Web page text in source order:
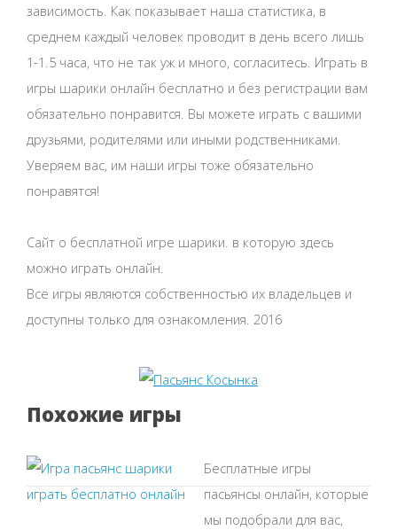
зависимость. Как показывает наша статистика, в
среднем каждый человек проводит в день всего лишь
1-1.5 часа, что не так уж и много, согласитесь. Играть в
игры шарики онлайн бесплатно и без регистрации вам
обязательно понравится. Вы можете играть с вашими
друзьями, родителями или иными родственниками.
Уверяем вас, им наши игры тоже обязательно
понравятся!
Сайт о бесплатной игре шарики. в которую здесь
можно играть онлайн.
Все игры являются собственностью их владельцев и
доступны только для ознакомления. 2016
Похожие игры
Бесплатные игры
пасьянсы онлайн, которые
мы подобрали для вас,